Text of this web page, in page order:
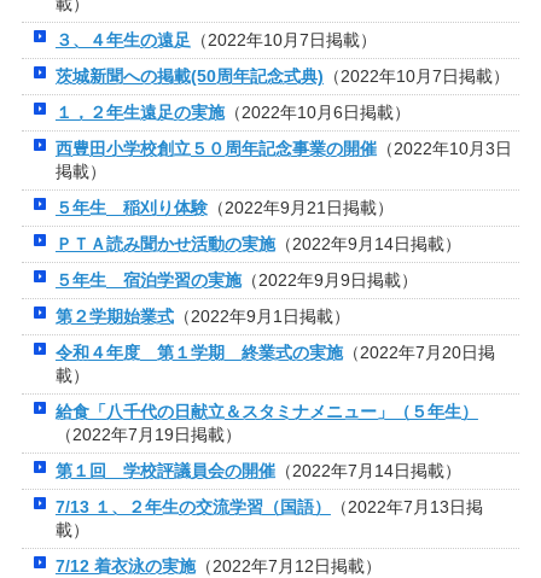
３、４年生の遠足 （2022年10月7日掲載）
茨城新聞への掲載(50周年記念式典) （2022年10月7日掲載）
１，２年生遠足の実施（2022年10月6日掲載）
西豊田小学校創立５０周年記念事業の開催（2022年10月3日
掲載）
５年生 稲刈り体験（2022年9月21日掲載）
ＰＴＡ読み聞かせ活動の実施（2022年9月14日掲載）
５年生 宿泊学習の実施（2022年9月9日掲載）
第２学期始業式（2022年9月1日掲載）
令和４年度 第１学期 終業式の実施（2022年7月20日掲
載）
給食「八千代の日献立＆スタミナメニュー」（５年生）
（2022年7月19日掲載）
第１回 学校評議員会の開催（2022年7月14日掲載）
7/13 １、２年生の交流学習（国語）
（2022年7月13日掲
載）
7/12 着衣泳の実施（2022年7月12日掲載）